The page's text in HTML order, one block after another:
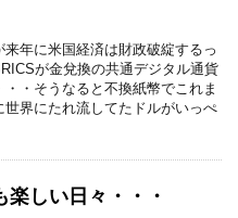
年に米国経済は財政破綻するっ
が金兌換の共通デジタル通貨
・・そうなると不換紙幣でこれま
世界にたれ流してたドルがいっぺ
楽しい日々・・・